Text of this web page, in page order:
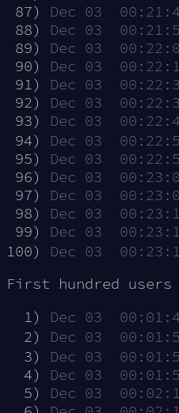
87)
Dec 03
88)
Dec 03
89)
Dec 03
90)
Dec 03
91)
Dec 03
92)
Dec 03
93)
Dec 03
94)
Dec 03
95)
Dec 03
96)
Dec 03
97)
Dec 03
98)
Dec 03
99)
Dec 03
100)
Dec 03
First hundred
  1)
Dec 03
  2)
Dec 03
  3)
Dec 03
  4)
Dec 03
  5)
Dec 03